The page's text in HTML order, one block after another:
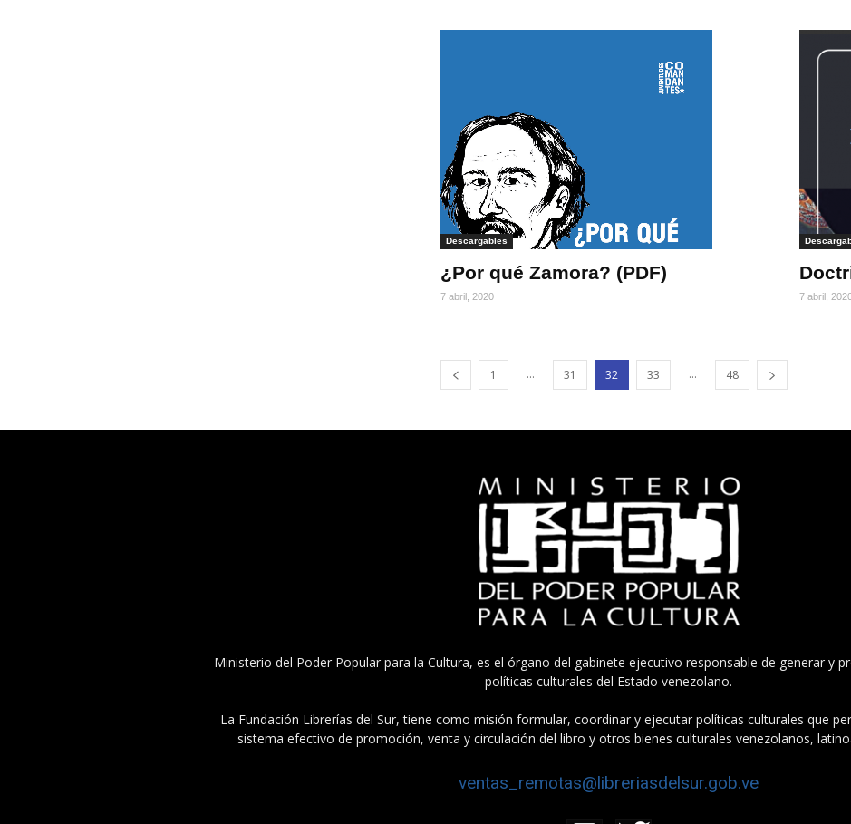
Descargables
¿Por qué Zamora? (PDF)
7 abril, 2020 7 abril,
1 ... 31 32 33 ... 48
Ministerio del Poder Popular para la Cultura, es el órgano del gabinete ejecutivo responsable de generar y
políticas culturales del Estado venezolano.
La Fundación Librerías del Sur, tiene como misión formular, coordinar y ejecutar políticas culturales que
sistema efectivo de promoción, venta y circulación del libro y otros bienes culturales venezolanos,
ventas_remotas@libreriasdelsur.gob.ve